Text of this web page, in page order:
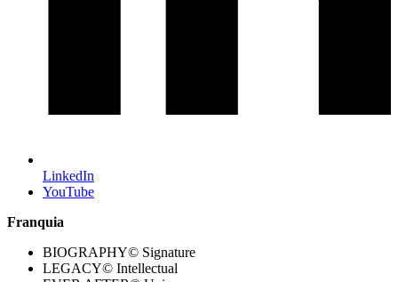
LinkedIn
YouTube
Franquia
BIOGRAPHY© Signature
LEGACY© Intellectual